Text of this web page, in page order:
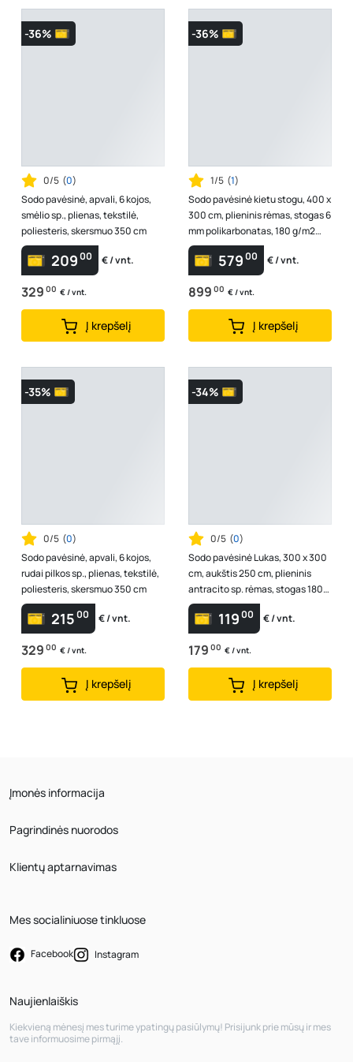
-36%
0/5 (0)
Sodo pavėsinė, apvali, 6 kojos,
smėlio sp., plienas, tekstilė,
poliesteris, skersmuo 350 cm
20900 € / vnt.
329 00 € / vnt.
Į krepšelį
-36%
1/5 (1)
Sodo pavėsinė kietu stogu, 400 x
300 cm, plieninis rėmas, stogas 6
mm polikarbonatas, 180 g/m2
poliesteris, tinklelis nu...
57900 € / vnt.
899 00 € / vnt.
Į krepšelį
-35%
0/5 (0)
Sodo pavėsinė, apvali, 6 kojos,
rudai pilkos sp., plienas, tekstilė,
poliesteris, skersmuo 350 cm
21500 € / vnt.
329 00 € / vnt.
Į krepšelį
-34%
0/5 (0)
Sodo pavėsinė Lukas, 300 x 300
cm, aukštis 250 cm, plieninis
antracito sp. rėmas, stogas 180
g/m², rudos sp. poliesteris
11900 € / vnt.
179 00 € / vnt.
Į krepšelį
Įmonės informacija
Pagrindinės nuorodos
Klientų aptarnavimas
Mes socialiniuose tinkluose
Facebook Instagram
Naujienlaiškis
Kiekvieną mėnesį mes turime ypatingų pasiūlymų! Prisijunk prie mūsų ir mes
tave informuosime pirmąjį.